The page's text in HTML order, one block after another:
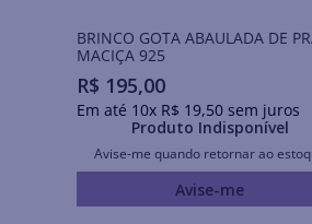
BRINCO GOTA ABAULADA DE
MACIÇA 925
R$ 195,00
Em até 10x R$ 19,50sem juros
Produto Indisponível
Avise-me quando retornar ao
Avise-me